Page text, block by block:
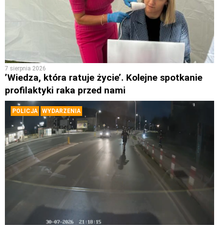
7 sierpnia 2026
’Wiedza, która ratuje życie’. Kolejne spotkanie
profilaktyki raka przed nami
POLICJA WYDARZENIA